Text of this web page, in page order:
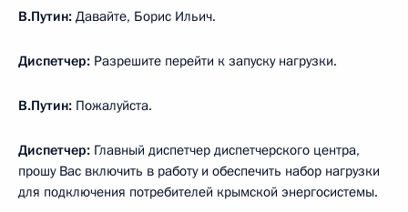
В.Путин: Давайте, Борис Ильич.
Диспетчер: Разрешите перейти к запуску нагрузки.
В.Путин: Пожалуйста.
Диспетчер: Главный диспетчер диспетчерского центра,
прошу Вас включить в работу и обеспечить набор нагрузки
для подключения потребителей крымской энергосистемы.